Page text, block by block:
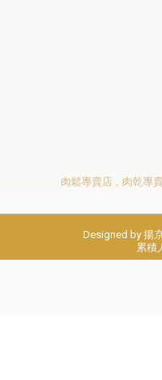
肉鬆專賣店 肉乾專
Designed by 揚
累積